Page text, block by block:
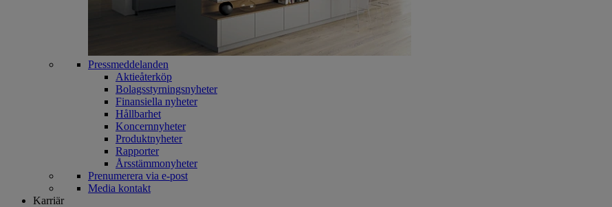
Pressmeddelanden
Aktieåterköp
Bolagsstyrningsnyheter
Finansiella nyheter
Hållbarhet
Koncernnyheter
Produktnyheter
Rapporter
Årsstämmonyheter
Prenumerera via e-post
Media kontakt
Karriär